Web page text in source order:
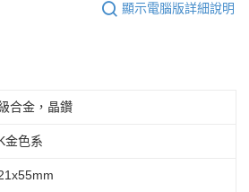
顯示電腦版詳細說明
合金，晶鑽
金色系